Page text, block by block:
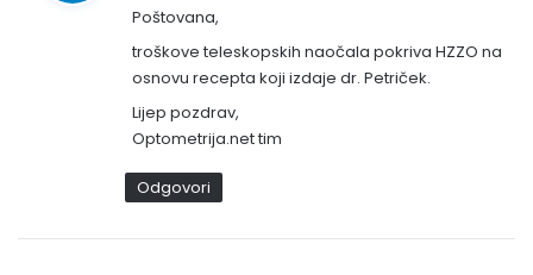
s
a
Poštovana,
troškove teleskopskih naočala pokriva HZZO na
osnovu recepta koji izdaje dr. Petriček.
Lijep pozdrav,
Optometrija.net tim
Odgovori